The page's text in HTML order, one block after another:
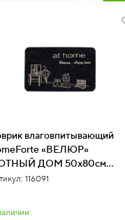
влаговпитывающий
«ВЕЛЮР»
ДОМ 50х80см
10шт/уп (10/1)
116091